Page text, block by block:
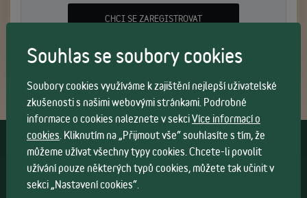
CHCI SE ZAREGISTROVAT
Vše o nákupu
Všeobecné obchodnípodmínky
Možnosti osobníhoodběru
Souhlas se soubory cookies
Soubory cookies využíváme k zajištění nejlepší uživatelské
zkušenosti s našimi webovými stránkami. Podrobné
informace o cookies naleznete v sekciVíce informací o
cookies. Kliknutím na „Přijmout vše“ souhlasíte s tím, že
můžeme užívat všechny typy cookies. Chcete-li povolit
užívání pouze některých typů cookies, můžete tak učinit v
sekci „Nastavení cookies“.